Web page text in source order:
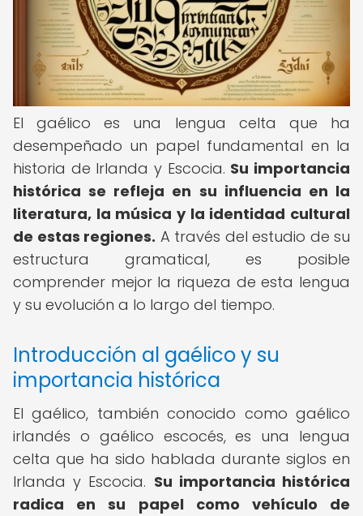
El gaélico es una lengua celta que ha
desempeñado un papel fundamental en la
historia de Irlanda y Escocia. Su importancia
histórica se refleja en su influencia en la
literatura, la música y la identidad cultural
de estas regiones. A través del estudio de su
estructura gramatical, es posible
comprender mejor la riqueza de esta lengua
y su evolución a lo largo del tiempo.
Introducción al gaélico y su
importancia histórica
El gaélico, también conocido como gaélico
irlandés o gaélico escocés, es una lengua
celta que ha sido hablada durante siglos en
Irlanda y Escocia. Su importancia histórica
radica en su papel como vehículo de